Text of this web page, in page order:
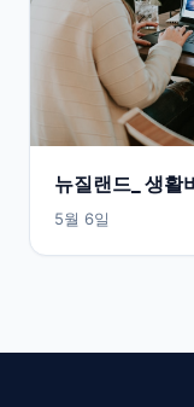
뉴질랜드_ 생활
5월 6일